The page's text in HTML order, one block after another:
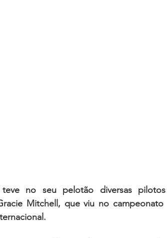
no seu pelotão diversas
Mitchell, que viu no